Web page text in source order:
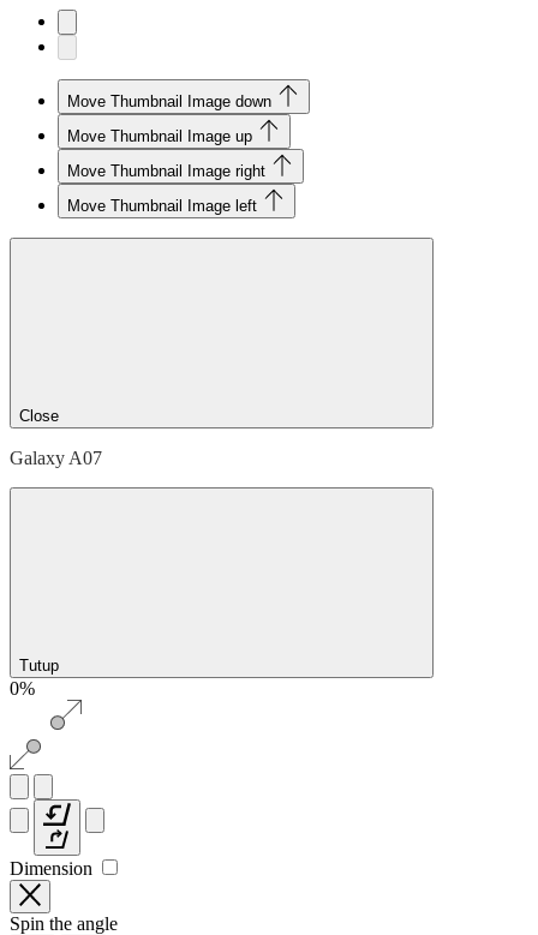
Move Thumbnail Image down
Move Thumbnail Image up
Move Thumbnail Image right
Move Thumbnail Image left
Close
Galaxy A07
Tutup
0%
Dimension
Spin the angle